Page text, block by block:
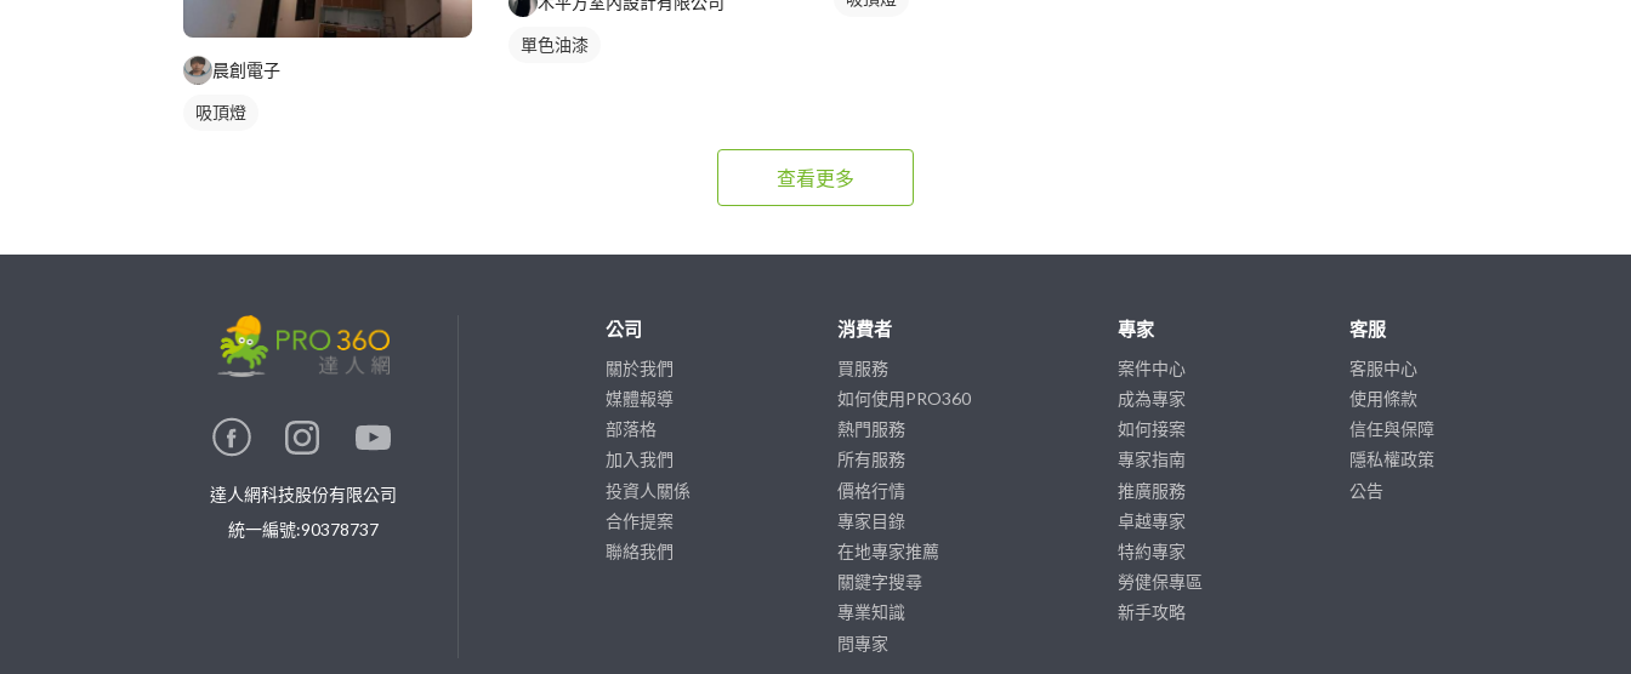
晨創電子
吸頂燈
單色油漆
查看更多
達人網科技股份有限公司
統一編號:90378737
公司
關於我們
媒體報導
部落格
加入我們
投資人關係
合作提案
聯絡我們
消費者
買服務
如何使用PRO360
熱門服務
所有服務
價格行情
專家目錄
在地專家推薦
關鍵字搜尋
專業知識
問專家
專家
案件中心
成為專家
如何接案
專家指南
推廣服務
卓越專家
特約專家
勞健保專區
新手攻略
客服
客服中心
使用條款
信任與保障
隱私權政策
公告